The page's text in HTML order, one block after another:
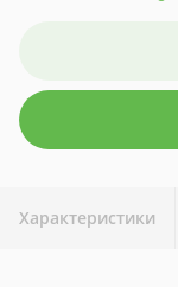
Характеристики